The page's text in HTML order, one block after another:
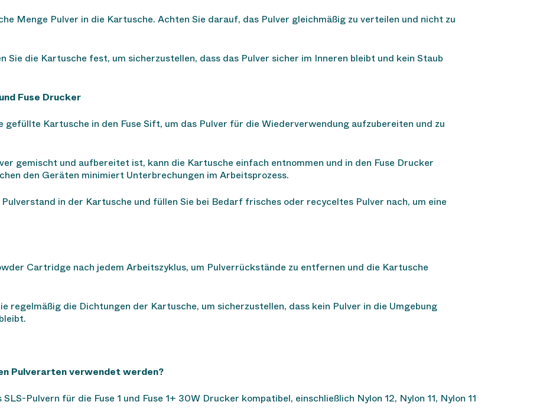
Menge Pulver in die Kartusche. Achten Sie darauf, das Pulver gleichmäßig zu verteilen und nicht zu
Sie die Kartusche fest, um sicherzustellen, dass das Pulver sicher im Inneren bleibt und kein Staub
Fuse Drucker
gefüllte Kartusche in den Fuse Sift, um das Pulver für die Wiederverwendung aufzubereiten und zu
gemischt und aufbereitet ist, kann die Kartusche einfach entnommen und in den Fuse Drucker
den Geräten minimiert Unterbrechungen im Arbeitsprozess.
Pulverstand in der Kartusche und füllen Sie bei Bedarf frisches oder recyceltes Pulver nach, um eine
Cartridge nach jedem Arbeitszyklus, um Pulverrückstände zu entfernen und die Kartusche
regelmäßig die Dichtungen der Kartusche, um sicherzustellen, dass kein Pulver in die Umgebung
Pulverarten verwendet werden?
Pulvern für die Fuse 1 und Fuse 1+ 30W Drucker kompatibel, einschließlich Nylon 12, Nylon 11, Nylon 11